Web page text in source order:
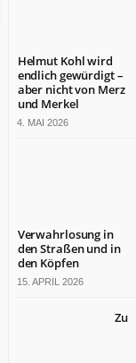
Helmut Kohl wird
endlich gewürdigt –
aber nicht von Merz
und Merkel
4. MAI 2026
Verwahrlosung in
den Straßen und in
den Köpfen
15. APRIL 2026
Zu
DAS
IST
BERLIN.JETZT
Tradition
und
Fortschritt,